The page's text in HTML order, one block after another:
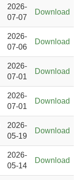
2026-
07-07
Download
2026-
07-06
Download
2026-
07-01
Download
2026-
07-01
Download
2026-
05-19
Download
2026-
05-14
Download